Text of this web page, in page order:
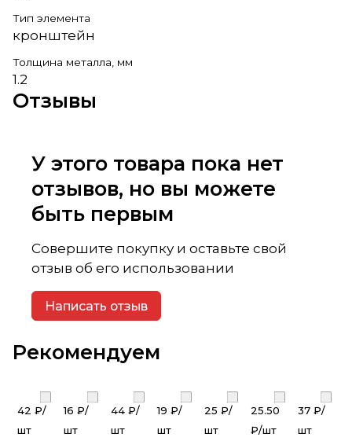
Тип элемента
кронштейн
Толщина металла, мм
1.2
Отзывы
У этого товара пока нет
отзывов, но вы можете
быть первым
Совершите покупку и оставьте свой
отзыв об его использовании
Написать отзыв
Рекомендуем
42 ₽/
шт
16 ₽/
шт
44 ₽/
шт
19 ₽/
шт
25 ₽/
шт
25.50
₽/шт
37 ₽/
шт